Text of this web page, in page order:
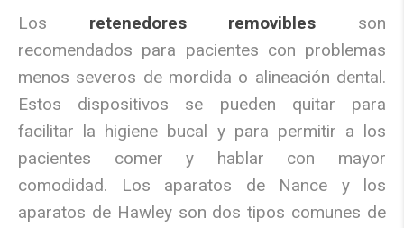
Los retenedores removibles son
recomendados para pacientes con problemas
menos severos de mordida o alineación dental.
Estos dispositivos se pueden quitar para
facilitar la higiene bucal y para permitir a los
pacientes comer y hablar con mayor
comodidad. Los aparatos de Nance y los
aparatos de Hawley son dos tipos comunes de